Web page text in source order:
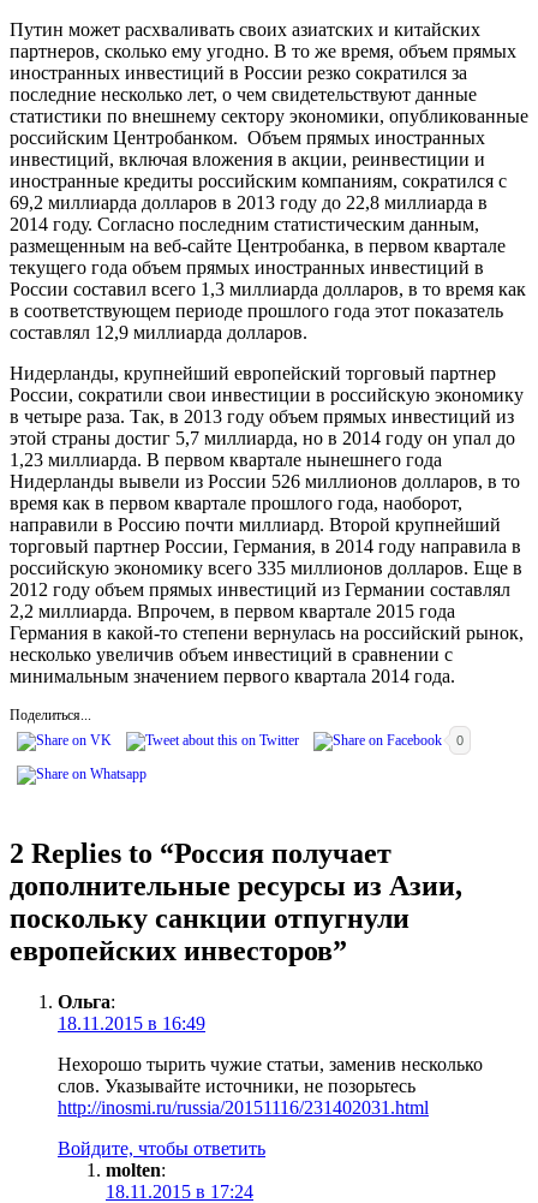
Путин может расхваливать своих азиатских и китайских
партнеров, сколько ему угодно. В то же время, объем прямых
иностранных инвестиций в России резко сократился за
последние несколько лет, о чем свидетельствуют данные
статистики по внешнему сектору экономики, опубликованные
российским Центробанком. Объем прямых иностранных
инвестиций, включая вложения в акции, реинвестиции и
иностранные кредиты российским компаниям, сократился с
69,2 миллиарда долларов в 2013 году до 22,8 миллиарда в
2014 году. Согласно последним статистическим данным,
размещенным на веб-сайте Центробанка, в первом квартале
текущего года объем прямых иностранных инвестиций в
России составил всего 1,3 миллиарда долларов, в то время как
в соответствующем периоде прошлого года этот показатель
составлял 12,9 миллиарда долларов.
Нидерланды, крупнейший европейский торговый партнер
России, сократили свои инвестиции в российскую экономику
в четыре раза. Так, в 2013 году объем прямых инвестиций из
этой страны достиг 5,7 миллиарда, но в 2014 году он упал до
1,23 миллиарда. В первом квартале нынешнего года
Нидерланды вывели из России 526 миллионов долларов, в то
время как в первом квартале прошлого года, наоборот,
направили в Россию почти миллиард. Второй крупнейший
торговый партнер России, Германия, в 2014 году направила в
российскую экономику всего 335 миллионов долларов. Еще в
2012 году объем прямых инвестиций из Германии составлял
2,2 миллиарда. Впрочем, в первом квартале 2015 года
Германия в какой-то степени вернулась на российский рынок,
несколько увеличив объем инвестиций в сравнении с
минимальным значением первого квартала 2014 года.
Поделиться...
0
2 Replies to “Россия получает
дополнительные ресурсы из Азии,
поскольку санкции отпугнули
европейских инвесторов”
Ольга:
18.11.2015 в 16:49
Нехорошо тырить чужие статьи, заменив несколько
слов. Указывайте источники, не позорьтесь
http://inosmi.ru/russia/20151116/231402031.html
Войдите, чтобы ответить
molten:
18.11.2015 в 17:24